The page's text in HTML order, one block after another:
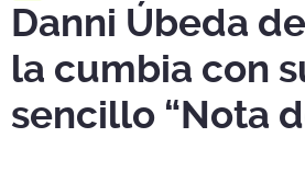
Danni Úbeda
la cumbia con
sencillo “Nota